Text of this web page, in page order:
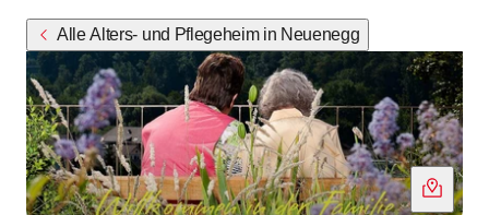
Alle Alters- und Pflegeheim in Neuenegg